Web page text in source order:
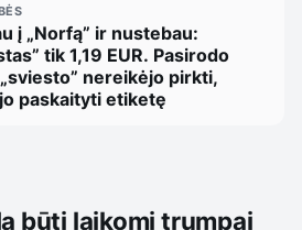
į „Norfą” ir nustebau:
tik 1,19 EUR. Pasirodo
nereikėjo pirkti,
paskaityti etiketę
būti laikomi trumpai